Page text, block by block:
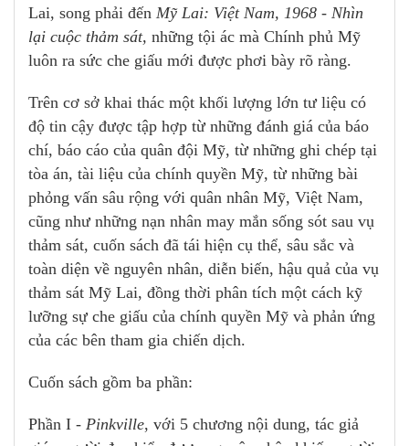
Lai, song phải đến Mỹ Lai: Việt Nam, 1968 - Nhìn
lại cuộc thảm sát, những tội ác mà Chính phủ Mỹ
luôn ra sức che giấu mới được phơi bày rõ ràng.
Trên cơ sở khai thác một khối lượng lớn tư liệu có
độ tin cậy được tập hợp từ những đánh giá của báo
chí, báo cáo của quân đội Mỹ, từ những ghi chép tại
tòa án, tài liệu của chính quyền Mỹ, từ những bài
phỏng vấn sâu rộng với quân nhân Mỹ, Việt Nam,
cũng như những nạn nhân may mắn sống sót sau vụ
thảm sát, cuốn sách đã tái hiện cụ thể, sâu sắc và
toàn diện về nguyên nhân, diễn biến, hậu quả của vụ
thảm sát Mỹ Lai, đồng thời phân tích một cách kỹ
lưỡng sự che giấu của chính quyền Mỹ và phản ứng
của các bên tham gia chiến dịch.
Cuốn sách gồm ba phần:
Phần I - Pinkville, với 5 chương nội dung, tác giả